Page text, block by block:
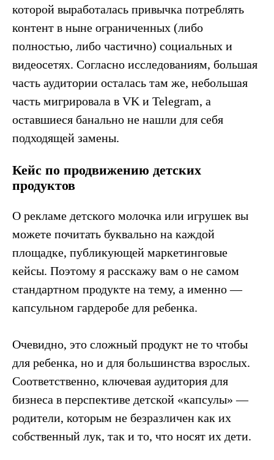
которой выработалась привычка потреблять
контент в ныне ограниченных (либо
полностью, либо частично) социальных и
видеосетях. Согласно исследованиям, большая
часть аудитории осталась там же, небольшая
часть мигрировала в VK и Telegram, а
оставшиеся банально не нашли для себя
подходящей замены.
Кейс по продвижению детских
продуктов
О рекламе детского молочка или игрушек вы
можете почитать буквально на каждой
площадке, публикующей маркетинговые
кейсы. Поэтому я расскажу вам о не самом
стандартном продукте на тему, а именно —
капсульном гардеробе для ребенка.
Очевидно, это сложный продукт не то чтобы
для ребенка, но и для большинства взрослых.
Соответственно, ключевая аудитория для
бизнеса в перспективе детской «капсулы» —
родители, которым не безразличен как их
собственный лук, так и то, что носят их дети.